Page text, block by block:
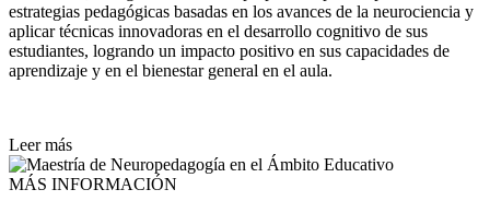
estrategias pedagógicas basadas en los avances de la neurociencia y
aplicar técnicas innovadoras en el desarrollo cognitivo de sus
estudiantes, logrando un impacto positivo en sus capacidades de
aprendizaje y en el bienestar general en el aula.
Leer más
MÁS INFORMACIÓN